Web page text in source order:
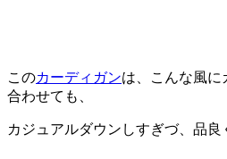
このカーディガンは、こんな風に
合わせても、
カジュアルダウンしすぎづ、品良